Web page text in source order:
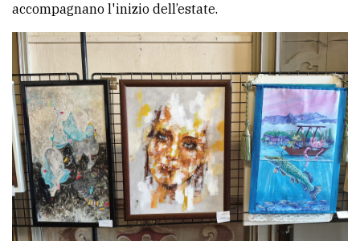
accompagnano l'inizio dell’estate.